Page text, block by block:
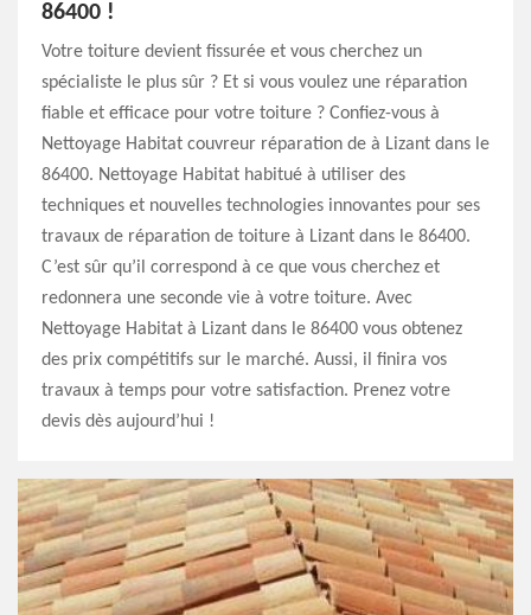
86400 !
Votre toiture devient fissurée et vous cherchez un
spécialiste le plus sûr ? Et si vous voulez une réparation
fiable et efficace pour votre toiture ? Confiez-vous à
Nettoyage Habitat couvreur réparation de à Lizant dans le
86400. Nettoyage Habitat habitué à utiliser des
techniques et nouvelles technologies innovantes pour ses
travaux de réparation de toiture à Lizant dans le 86400.
C’est sûr qu’il correspond à ce que vous cherchez et
redonnera une seconde vie à votre toiture. Avec
Nettoyage Habitat à Lizant dans le 86400 vous obtenez
des prix compétitifs sur le marché. Aussi, il finira vos
travaux à temps pour votre satisfaction. Prenez votre
devis dès aujourd’hui !